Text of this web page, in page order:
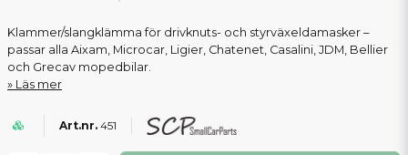
Klammer/slangklämma för drivknuts- och styrväxeldamasker –
passar alla Aixam, Microcar, Ligier, Chatenet, Casalini, JDM, Bellier
och Grecav mopedbilar.
Läs mer
451